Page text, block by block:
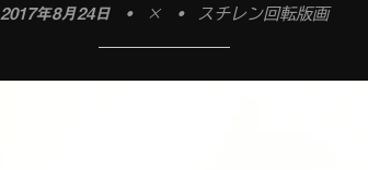
2017年8月24日 • × • スチレン回転版画